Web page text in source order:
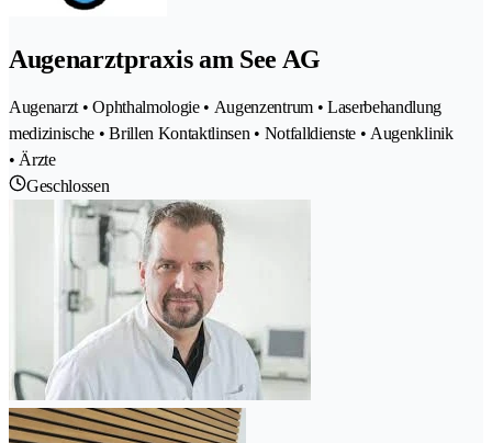
Augenarztpraxis am See AG
Augenarzt • Ophthalmologie • Augenzentrum • Laserbehandlung
medizinische • Brillen Kontaktlinsen • Notfalldienste • Augenklinik
• Ärzte
Geschlossen